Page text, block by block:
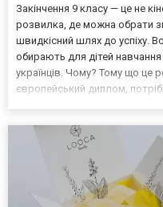
Закінчення 9 класу — це не
розвилка, де можна обрати
швидкісний шлях до успіху.
обирають для дітей
українців. Чому? Тому що це
європейський диплом,